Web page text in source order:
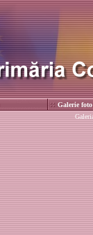
Galerie foto